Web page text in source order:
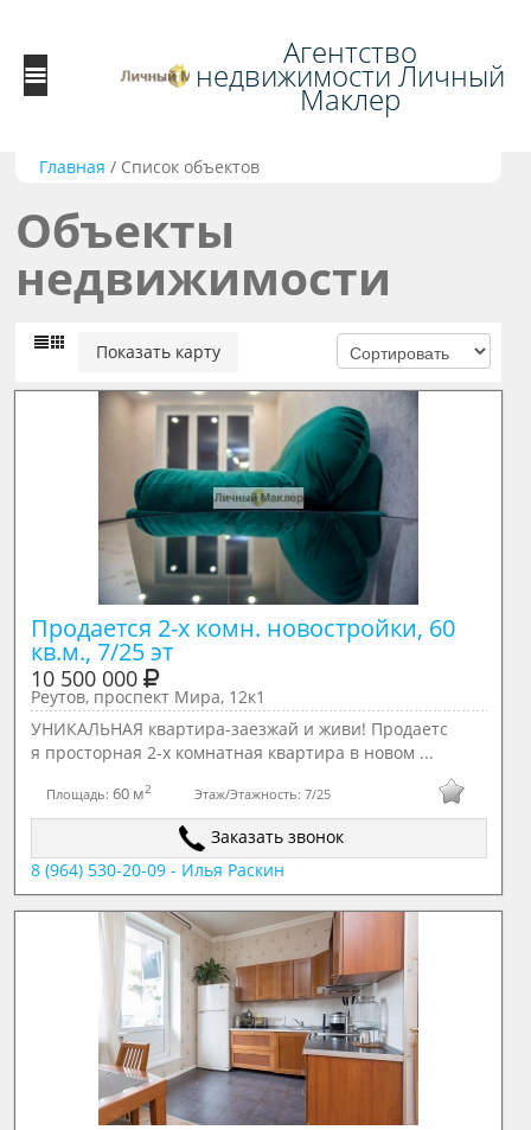
Агентство
недвижимости Личный
Маклер
Главная / Список объектов
Объекты
недвижимости
Показать карту
Продается 2-х комн. новостройки, 60
кв.м., 7/25 эт
10 500 000
Реутов, проспект Мира, 12к1
УНИКАЛЬНАЯ квартира-заезжай и живи! Продаетс
я просторная 2-х комнатная квартира в новом ...
Площадь: 60 м2 Этаж/Этажность:7/25
Заказать звонок
8 (964) 530-20-09 - Илья Раскин